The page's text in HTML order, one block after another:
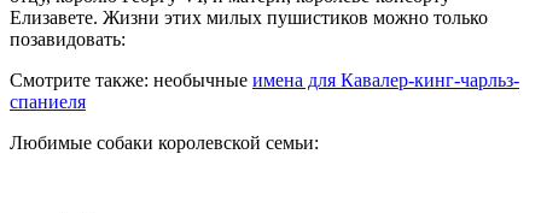
Елизавете. Жизни этих милых пушистиков можно только
позавидовать:
Смотрите также: необычные имена для Кавалер-кинг-чарльз-
спаниеля
Любимые собаки королевской семьи: